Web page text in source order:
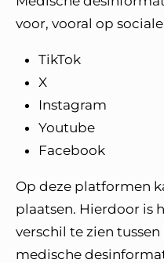
voor, vooral op
TikTok
X
Instagram
Youtube
Facebook
Op deze platformen
plaatsen. Hierdoor is
verschil te zien
medische